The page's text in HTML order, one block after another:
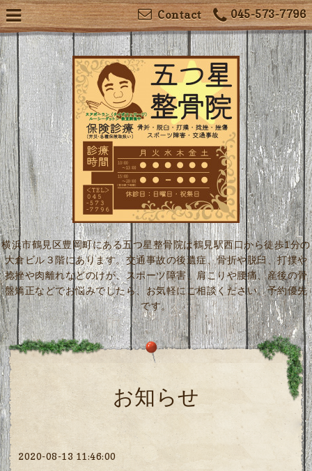
045-573-7796
Contact
横浜市鶴見区豊岡町にある五つ星整骨院は鶴見駅西口から徒歩1分の
大倉ビル３階にあります。交通事故の後遺症、骨折や脱臼、打撲や
捻挫や肉離れなどのけが、スポーツ障害、肩こりや腰痛、産後の骨
盤矯正などでお悩みでしたら、お気軽にご相談ください。予約優先
です。
お知らせ
2020-08-13 11:46:00